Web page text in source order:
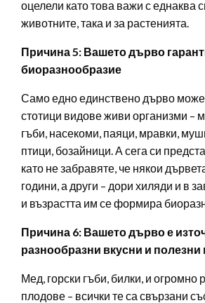
оцелели като това важи с еднаква
животните, така и за растенията.
Причина 5: Вашето дърво
биоразнообразие
Само едно единствено дърво
стотици видове живи организми –
гъби, насекоми, паяци, мравки,
птици, бозайници. А сега си
като не забравяте, че някои
години, а други – дори хиляди и в
и възрастта им се формира
Причина 6: Вашето дърво е
разнообразни вкусни и полезни
Мед, горски гъби, билки, и огромно
плодове – всички те са свързани